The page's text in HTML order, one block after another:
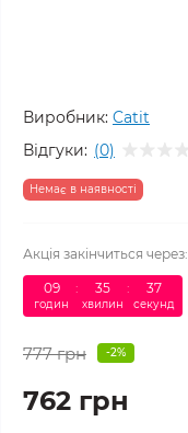
Виробник: Catit
Відгуки: (0)
Немає в наявності
Акція закінчиться через:
09
годин
: 35
хвилин
: 37
секунд
777 грн -2%
762 грн